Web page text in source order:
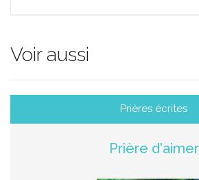
Voir aussi
Prières écrites
Prière d'aimer